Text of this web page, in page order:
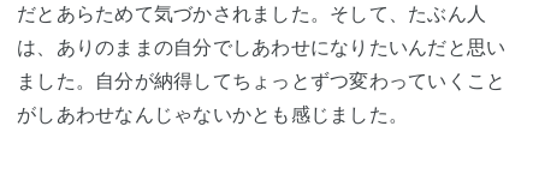
だとあらためて気づかされました。そして、たぶん人
は、ありのままの自分でしあわせになりたいんだと思い
ました。自分が納得してちょっとずつ変わっていくこと
がしあわせなんじゃないかとも感じました。